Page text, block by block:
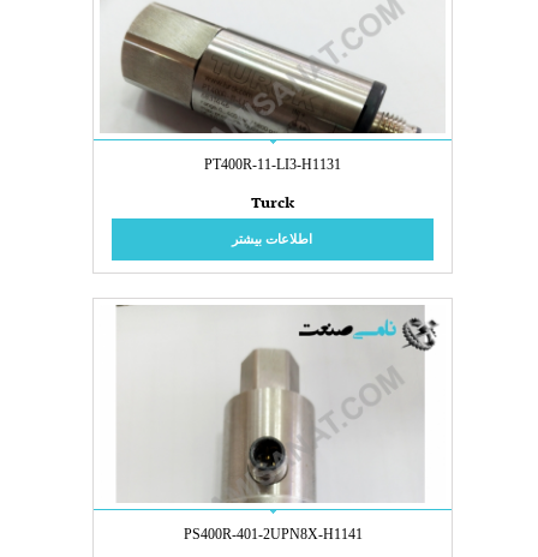
PT400R-11-LI3-H1131
Turck
اطلاعات بیشتر
PS400R-401-2UPN8X-H1141